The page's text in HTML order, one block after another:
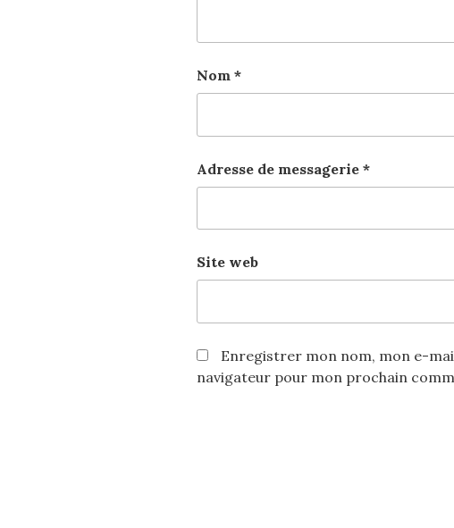
Nom *
Adresse de messagerie *
Site web
Enregistrer mon nom, mon e-
navigateur pour mon prochain